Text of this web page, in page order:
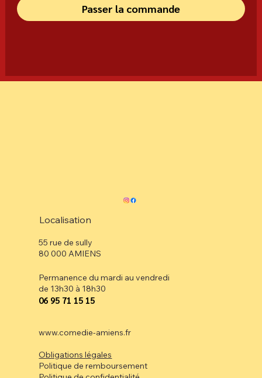
Passer la commande
Localisation
55 rue de sully
80 000 AMIENS
Permanence du mardi au vendredi
de 13h30 à 18h30
⁠06 95 71 15 15
www.comedie-amiens.fr
Obligations légales
Politique de remboursement